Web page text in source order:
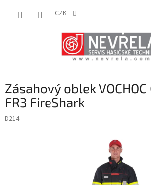
CZK
Zásahový oblek VOCHOC
FR3 FireShark
D214